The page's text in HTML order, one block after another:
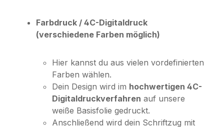
Farbdruck / 4C-Digitaldruck
(verschiedene Farben möglich)
Hier kannst du aus vielen vordefinierten
Farben wählen.
Dein Design wird im hochwertigen 4C-
Digitaldruckverfahren auf unsere
weiße Basisfolie gedruckt.
Anschließend wird dein Schriftzug mit